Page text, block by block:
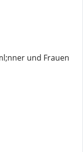
und Frauen